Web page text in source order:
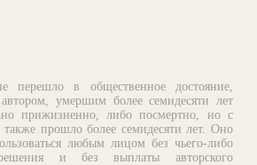
перешло в общественное достояние,
умершим более семидесяти лет
прижизненно, либо посмертно, но с
прошло более семидесяти лет. Оно
любым лицом без чьего-либо
и без выплаты авторского